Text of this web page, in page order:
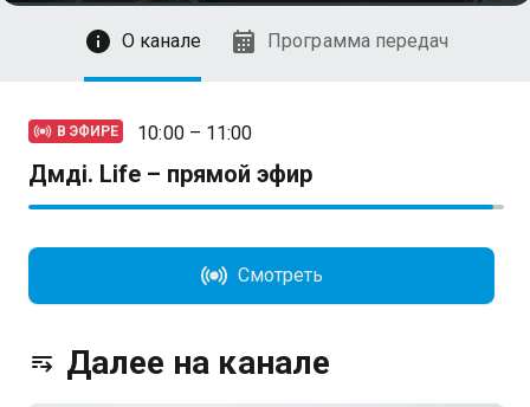
О канале Программа передач
В ЭФИРЕ 10:00 – 11:00
Дәмді. Life – прямой эфир
Смотреть
Далее на канале